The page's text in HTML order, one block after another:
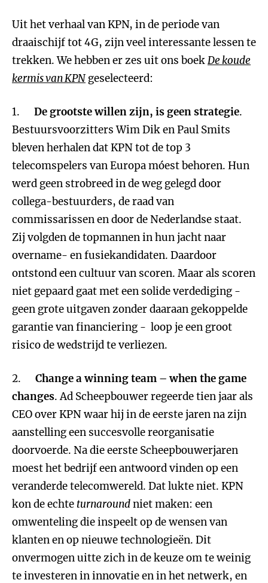
Uit het verhaal van KPN, in de periode van
draaischijf tot 4G, zijn veel interessante lessen te
trekken. We hebben er zes uit ons boekDe koude
kermis van KPN geselecteerd:
1. De grootste willen zijn, is geen strategie.
Bestuursvoorzitters Wim Dik en Paul Smits
bleven herhalen dat KPN tot de top 3
telecomspelers van Europa móest behoren. Hun
werd geen strobreed in de weg gelegd door
collega-bestuurders, de raad van
commissarissen en door de Nederlandse staat.
Zij volgden de topmannen in hun jacht naar
overname- en fusiekandidaten. Daardoor
ontstond een cultuur van scoren. Maar als scoren
niet gepaard gaat met een solide verdediging -
geen grote uitgaven zonder daaraan gekoppelde
garantie van financiering - loop je een groot
risico de wedstrijd te verliezen.
2. Change a winning team – when the game
changes. Ad Scheepbouwer regeerde tien jaar als
CEO over KPN waar hij in de eerste jaren na zijn
aanstelling een succesvolle reorganisatie
doorvoerde. Na die eerste Scheepbouwerjaren
moest het bedrijf een antwoord vinden op een
veranderde telecomwereld. Dat lukte niet. KPN
kon de echte turnaroundniet maken: een
omwenteling die inspeelt op de wensen van
klanten en op nieuwe technologieën. Dit
onvermogen uitte zich in de keuze om te weinig
te investeren in innovatie en in het netwerk, en